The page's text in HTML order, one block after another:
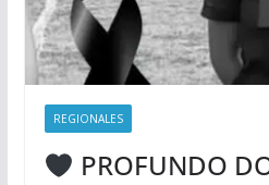
REGIONALES
PROFUNDO